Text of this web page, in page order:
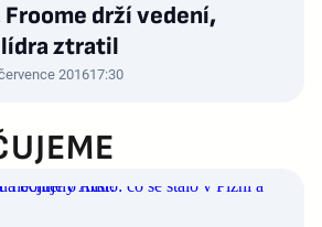
Froome drží vedení,
lídra ztratil
201617:30